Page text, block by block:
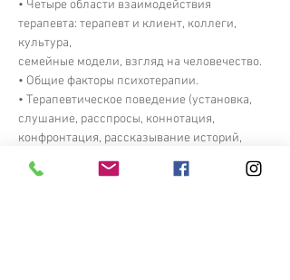
• Четыре области взаимодействия
терапевта: терапевт и клиент, коллеги,
культура,
семейные модели, взгляд на человечество.
• Общие факторы психотерапии.
• Терапевтическое поведение (установка,
слушание, расспросы, коннотация,
конфронтация, рассказывание историй,
тренировка способностей).